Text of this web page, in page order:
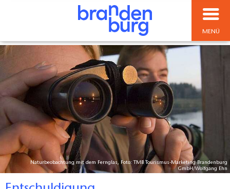
MENÜ
Naturbeobachtung mit dem Fernglas, Foto: TMB Tourismus-Marketing Brandenburg
GmbH/Wolfgang Ehn